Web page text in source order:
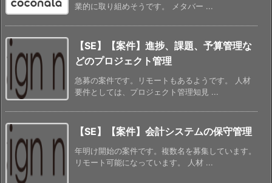
業的に取り組めそうです。 メタバー ...
【SE】【案件】進捗、課題、予算管理な
どのプロジェクト管理
急募の案件です。リモートもあるようです。 人材
要件としては、プロジェクト管理知見 ...
【SE】【案件】会計システムの保守管理
年明け開始の案件です。複数名を募集しています。
リモート可能になっています。 人材 ...